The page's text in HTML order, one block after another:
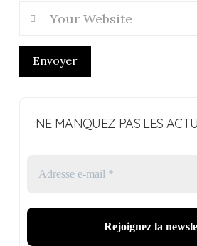
Envoyer
NE MANQUEZ PAS LES